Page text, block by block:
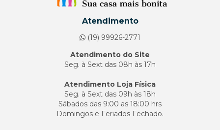
Atendimento
(19) 99926-2771
Atendimento do Site
Seg. à Sext das 08h às 17h
Atendimento Loja Física
Seg. à Sext das 09h às 18h
Sábados das 9:00 as 18:00 hrs
Domingos e Feriados Fechado.